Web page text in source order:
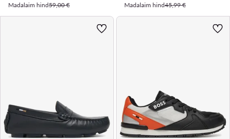
Madalaim hind59,00 €
Madalaim hind45,99 €